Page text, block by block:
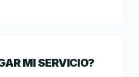
MI SERVICIO?